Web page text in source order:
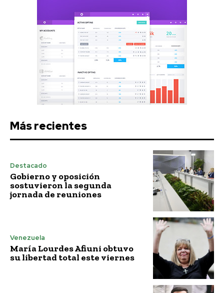
Más recientes
Destacado
Gobierno y oposición
sostuvieron la segunda
jornada de reuniones
Venezuela
María Lourdes Afiuni obtuvo
su libertad total este viernes